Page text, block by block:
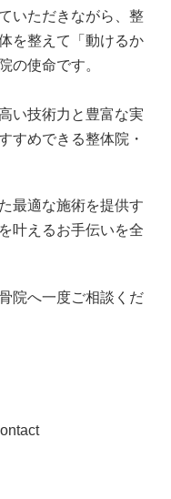
いただきながら、整
を整えて「動けるか
の使命です。
い技術力と豊富な実
すめできる整体院・
最適な施術を提供す
叶えるお手伝いを全
院へ一度ご相談くだ